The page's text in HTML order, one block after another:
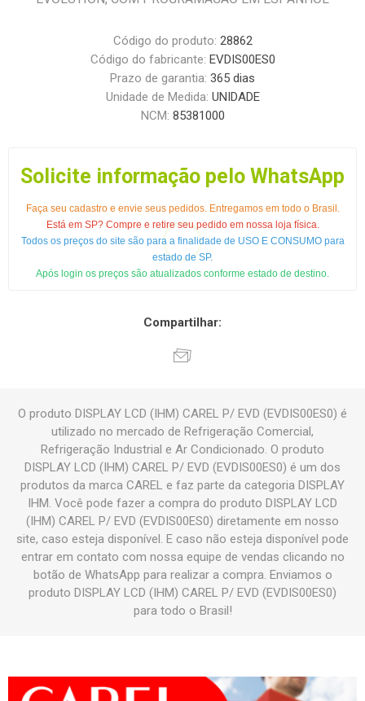
Código do produto: 28862
Código do fabricante: EVDIS00ES0
Prazo de garantia: 365 dias
Unidade de Medida: UNIDADE
NCM: 85381000
Solicite informação pelo WhatsApp
Faça seu cadastro e envie seus pedidos. Entregamos em todo o Brasil.
Está em SP? Compre e retire seu pedido em nossa loja física.
Todos os preços do site são para a finalidade de USO E CONSUMO para
estado de SP.
Após login os preços são atualizados conforme estado de destino.
Compartilhar:
O produto DISPLAY LCD (IHM) CAREL P/ EVD (EVDIS00ES0) é
utilizado no mercado de Refrigeração Comercial,
Refrigeração Industrial e Ar Condicionado. O produto
DISPLAY LCD (IHM) CAREL P/ EVD (EVDIS00ES0) é um dos
produtos da marca CAREL e faz parte da categoria DISPLAY
IHM. Você pode fazer a compra do produto DISPLAY LCD
(IHM) CAREL P/ EVD (EVDIS00ES0) diretamente em nosso
site, caso esteja disponível. E caso não esteja disponível pode
entrar em contato com nossa equipe de vendas clicando no
botão de WhatsApp para realizar a compra. Enviamos o
produto DISPLAY LCD (IHM) CAREL P/ EVD (EVDIS00ES0)
para todo o Brasil!